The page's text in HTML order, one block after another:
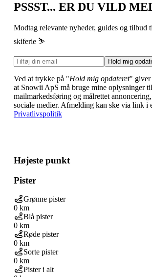
PSSST... ER DU VILD
Modtag relevante nyheder, guides og tilbud
skiferie ⛷️
Hold mig
Ved at trykke på "Hold mig opdateret" giver
at Snowii ApS må bruge mine oplysninger
mailmarkedsføring og målrettet
sociale medier. Afmelding kan ske via link i
Privatlivspolitik
Højeste punkt
Pister
Grønne pister
0 km
Blå pister
0 km
Røde pister
0 km
Sorte pister
0 km
Pister i alt